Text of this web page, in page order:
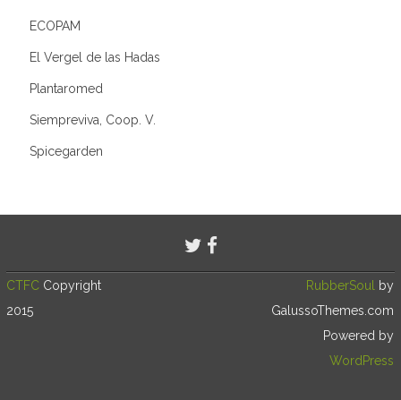
ECOPAM
El Vergel de las Hadas
Plantaromed
Siempreviva, Coop. V.
Spicegarden
CTFC Copyright
2015
RubberSoul
by
GalussoThemes.com
Powered by
WordPress